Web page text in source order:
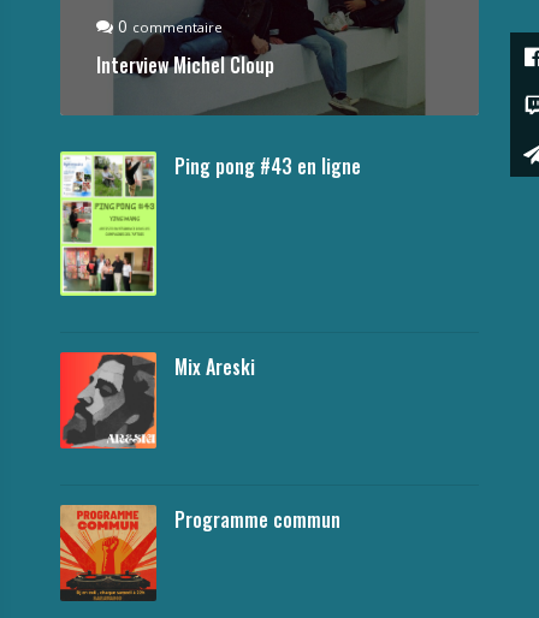
0 commentaire
Interview Michel Cloup
Ping pong #43 en ligne
Mix Areski
Programme commun